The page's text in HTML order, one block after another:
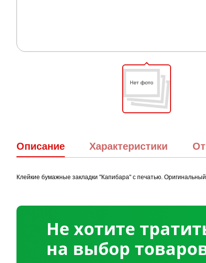
Описание Характеристики
Клейкие бумажные закладки "Капибара" с печатью.
Не хотите
на выбор